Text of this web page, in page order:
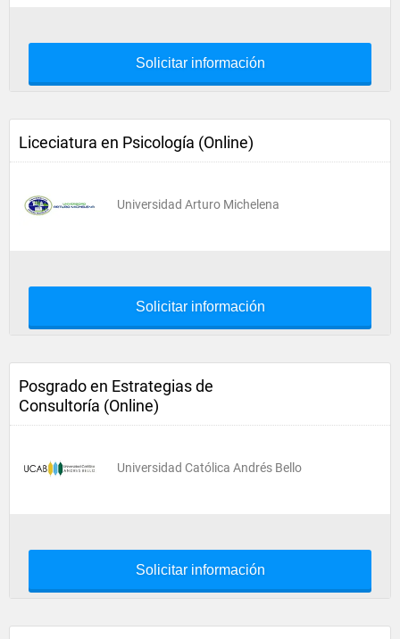
Solicitar información
Liceciatura en Psicología (Online)
Universidad Arturo Michelena
Solicitar información
Posgrado en Estrategias de
Consultoría (Online)
Universidad Católica Andrés Bello
Solicitar información